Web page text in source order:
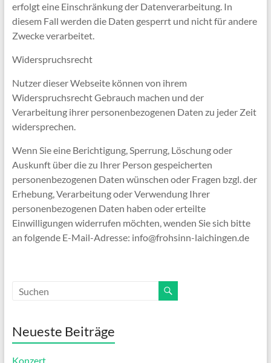
erfolgt eine Einschränkung der Datenverarbeitung. In
diesem Fall werden die Daten gesperrt und nicht für andere
Zwecke verarbeitet.
Widerspruchsrecht
Nutzer dieser Webseite können von ihrem
Widerspruchsrecht Gebrauch machen und der
Verarbeitung ihrer personenbezogenen Daten zu jeder Zeit
widersprechen.
Wenn Sie eine Berichtigung, Sperrung, Löschung oder
Auskunft über die zu Ihrer Person gespeicherten
personenbezogenen Daten wünschen oder Fragen bzgl. der
Erhebung, Verarbeitung oder Verwendung Ihrer
personenbezogenen Daten haben oder erteilte
Einwilligungen widerrufen möchten, wenden Sie sich bitte
an folgende E-Mail-Adresse: info@frohsinn-laichingen.de
Neueste Beiträge
Konzert